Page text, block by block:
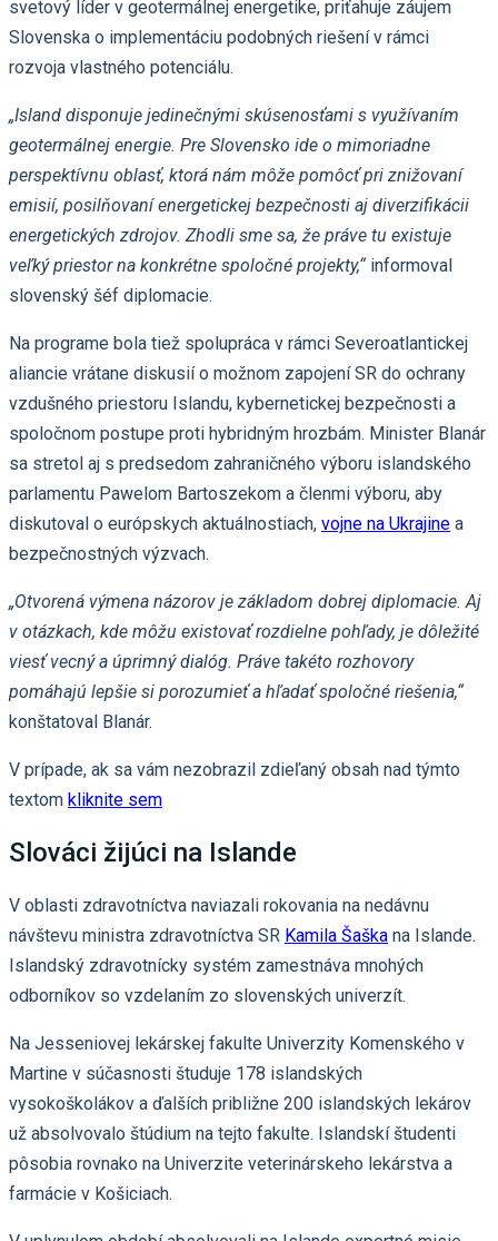
svetový líder v geotermálnej energetike, priťahuje záujem
Slovenska o implementáciu podobných riešení v rámci
rozvoja vlastného potenciálu.
„Island disponuje jedinečnými skúsenosťami s využívaním
geotermálnej energie. Pre Slovensko ide o mimoriadne
perspektívnu oblasť, ktorá nám môže pomôcť pri znižovaní
emisií, posilňovaní energetickej bezpečnosti aj diverzifikácii
energetických zdrojov. Zhodli sme sa, že práve tu existuje
veľký priestor na konkrétne spoločné projekty,“ informoval
slovenský šéf diplomacie.
Na programe bola tiež spolupráca v rámci Severoatlantickej
aliancie vrátane diskusií o možnom zapojení SR do ochrany
vzdušného priestoru Islandu, kybernetickej bezpečnosti a
spoločnom postupe proti hybridným hrozbám. Minister Blanár
sa stretol aj s predsedom zahraničného výboru islandského
parlamentu Pawelom Bartoszekom a členmi výboru, aby
diskutoval o európskych aktuálnostiach, vojne na Ukrajine a
bezpečnostných výzvach.
„Otvorená výmena názorov je základom dobrej diplomacie. Aj
v otázkach, kde môžu existovať rozdielne pohľady, je dôležité
viesť vecný a úprimný dialóg. Práve takéto rozhovory
pomáhajú lepšie si porozumieť a hľadať spoločné riešenia,“
konštatoval Blanár.
V prípade, ak sa vám nezobrazil zdieľaný obsah nad týmto
textom kliknite sem
Slováci žijúci na Islande
V oblasti zdravotníctva naviazali rokovania na nedávnu
návštevu ministra zdravotníctva SR Kamila Šaška na Islande.
Islandský zdravotnícky systém zamestnáva mnohých
odborníkov so vzdelaním zo slovenských univerzít.
Na Jesseniovej lekárskej fakulte Univerzity Komenského v
Martine v súčasnosti študuje 178 islandských
vysokoškolákov a ďalších približne 200 islandských lekárov
už absolvovalo štúdium na tejto fakulte. Islandskí študenti
pôsobia rovnako na Univerzite veterinárskeho lekárstva a
farmácie v Košiciach.